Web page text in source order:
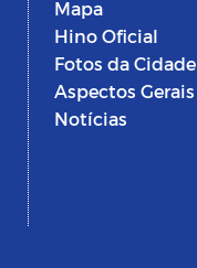
Mapa
Hino Oficial
Fotos da Cidade
Aspectos Gerais
Notícias